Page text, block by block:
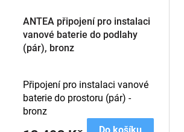
ANTEA připojení pro instalaci
vanové baterie do podlahy
(pár), bronz
Připojení pro instalaci vanové
baterie do prostoru (pár) -
bronz